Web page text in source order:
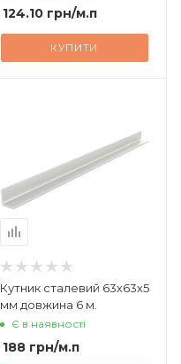
124.10грн/м.п
КУПИТИ
Кутник сталевий 63х63х5
мм довжина 6 м.
Є в наявності
188грн/м.п